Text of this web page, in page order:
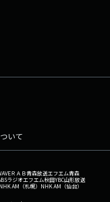
いて
ＲＡＢ青森放送エフエム青森
ラジオエフエム秋田YBC山形放送
NHK AM（札幌） NHK AM（仙台）